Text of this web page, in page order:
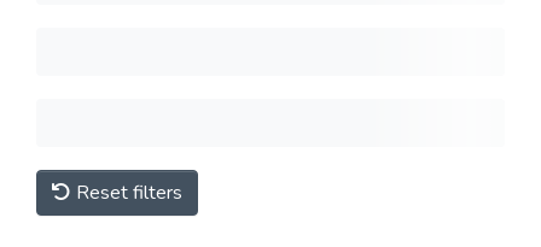
Reset filters